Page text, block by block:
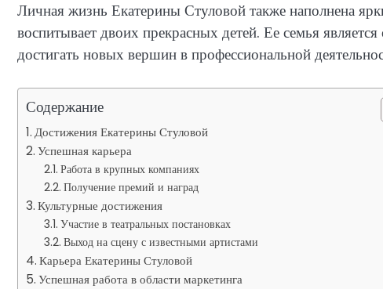
Личная жизнь Екатерины Стуловой также наполнена
воспитывает двоих прекрасных детей. Ее семья
достигать новых вершин в профессиональной
Содержание
Достижения Екатерины Стуловой
Успешная карьера
Работа в крупных компаниях
Получение премий и наград
Культурные достижения
Участие в театральных постановках
Выход на сцену с известными артистами
Карьера Екатерины Стуловой
Успешная работа в области маркетинга